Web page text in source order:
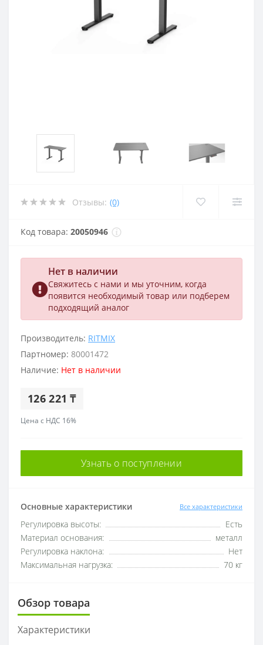
Отзывы: (0)
Код товара: 20050946
Нет в наличии
Свяжитесь с нами и мы уточним, когда
появится необходимый товар или подберем
подходящий аналог
Производитель: RITMIX
Партномер: 80001472
Наличие: Нет в наличии
126 221 ₸
Цена с НДС 16%
Узнать о поступлении
Основные характеристики Все характеристики
Регулировка высоты:
Есть
Материал основания:
металл
Регулировка наклона:
Нет
Максимальная нагрузка:
70 кг
Обзор товара
Характеристики